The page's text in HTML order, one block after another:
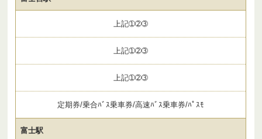
上記➀➁➂
上記➀➁➂
上記➀➁➂
定期券/乗合ﾊﾞｽ乗車券/高速ﾊﾞｽ乗車券/ﾊﾟｽﾓ
富士駅